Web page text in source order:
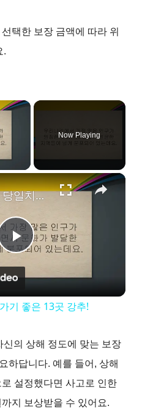
선택한 보장 금액에 따라 위
.
×
Video
Now Playing
×
P
y
V
경기도여행 당일치기 가기 좋은 13곳 강추!
기 좋은 13곳 강추!
신의 상해 정도에 맞는 보장
하답니다. 예를 들어, 상해
설정했다면 사고로 인한
지 보상받을 수 있어요.